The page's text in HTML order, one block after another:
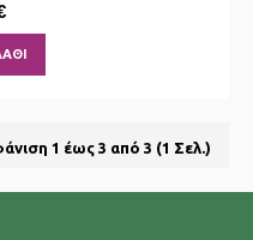
1 έως 3 από 3 (1 Σελ.)